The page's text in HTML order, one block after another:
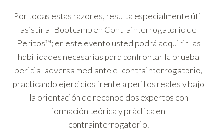
Por todas estas razones, resulta especialmente útil
asistir al Bootcamp en Contrainterrogatorio de
Peritos™; en este evento usted podrá adquirir las
habilidades necesarias para confrontar la prueba
pericial adversa mediante el contrainterrogatorio,
practicando ejercicios frente a peritos reales y bajo
la orientación de reconocidos expertos con
formación teórica y práctica en
contrainterrogatorio.